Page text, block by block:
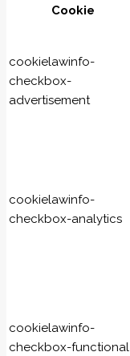
Cookie
cookielawinfo-
checkbox-
advertisement
cookielawinfo-
checkbox-analytics
cookielawinfo-
checkbox-functional